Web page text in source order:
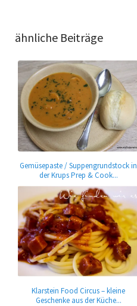
ähnliche Beiträge
Gemüsepaste / Suppengrundstock in
der Krups Prep & Cook...
Klarstein Food Circus – kleine
Geschenke aus der Küche...